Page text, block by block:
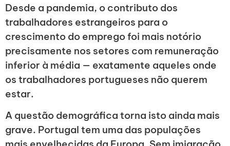
Desde a pandemia, o contributo dos
trabalhadores estrangeiros para o
crescimento do emprego foi mais notório
precisamente nos setores com remuneração
inferior à média — exatamente aqueles onde
os trabalhadores portugueses não querem
estar.
A questão demográfica torna isto ainda mais
grave. Portugal tem uma das populações